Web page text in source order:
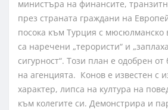
министъра на финансите,
през страната граждани на
посока към Турция с мюсюлманско
са наречени „терористи“ и
сигурност“. Този план е одобрен
на агенцията. Конов е известен с
характер, липса на култура на
към колегите си. Демонстрира и